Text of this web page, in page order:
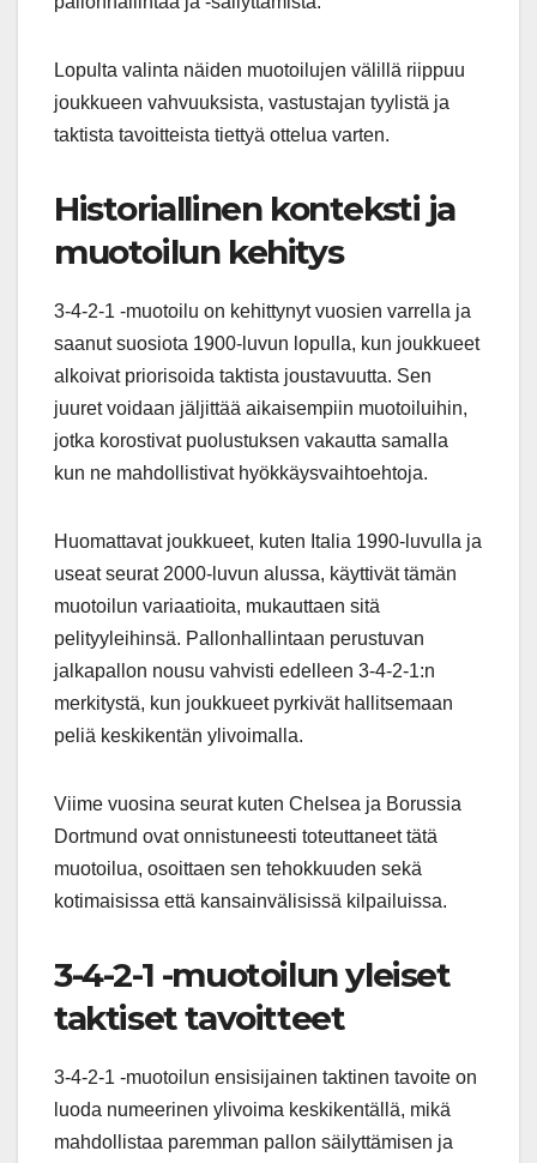
Lopulta valinta näiden muotoilujen välillä riippuu
joukkueen vahvuuksista, vastustajan tyylistä ja
taktista tavoitteista tiettyä ottelua varten.
Historiallinen konteksti ja
muotoilun kehitys
3-4-2-1 -muotoilu on kehittynyt vuosien varrella ja
saanut suosiota 1900-luvun lopulla, kun joukkueet
alkoivat priorisoida taktista joustavuutta. Sen
juuret voidaan jäljittää aikaisempiin muotoiluihin,
jotka korostivat puolustuksen vakautta samalla
kun ne mahdollistivat hyökkäysvaihtoehtoja.
Huomattavat joukkueet, kuten Italia 1990-luvulla ja
useat seurat 2000-luvun alussa, käyttivät tämän
muotoilun variaatioita, mukauttaen sitä
pelityyleihinsä. Pallonhallintaan perustuvan
jalkapallon nousu vahvisti edelleen 3-4-2-1:n
merkitystä, kun joukkueet pyrkivät hallitsemaan
peliä keskikentän ylivoimalla.
Viime vuosina seurat kuten Chelsea ja Borussia
Dortmund ovat onnistuneesti toteuttaneet tätä
muotoilua, osoittaen sen tehokkuuden sekä
kotimaisissa että kansainvälisissä kilpailuissa.
3-4-2-1 -muotoilun yleiset
taktiset tavoitteet
3-4-2-1 -muotoilun ensisijainen taktinen tavoite on
luoda numeerinen ylivoima keskikentällä, mikä
mahdollistaa paremman pallon säilyttämisen ja